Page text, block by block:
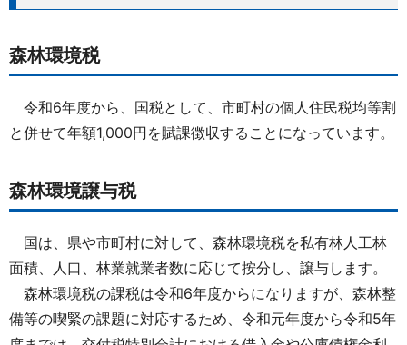
森林環境税
令和6年度から、国税として、市町村の個人住民税均等割
と併せて年額1,000円を賦課徴収することになっています。
森林環境譲与税
国は、県や市町村に対して、森林環境税を私有林人工林
面積、人口、林業就業者数に応じて按分し、譲与します。
森林環境税の課税は令和6年度からになりますが、森林整
備等の喫緊の課題に対応するため、令和元年度から令和5年